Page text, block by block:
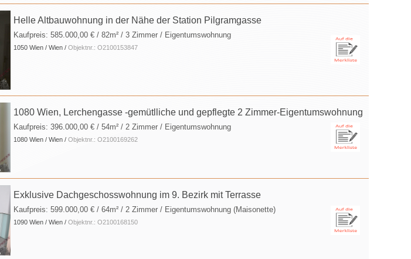
Helle Altbauwohnung in der Nähe der Station Pilgramgasse
Kaufpreis: 585.000,00 € / 82m² / 3 Zimmer / Eigentumswohnung
1050 Wien / Wien / Objektnr.: O2100153847
1080 Wien, Lerchengasse -gemütlliche und gepflegte 2 Zimmer-Eigentumswohnung
Kaufpreis: 396.000,00 € / 54m² / 2 Zimmer / Eigentumswohnung
1080 Wien / Wien / Objektnr.: O2100169262
Exklusive Dachgeschosswohnung im 9. Bezirk mit Terrasse
Kaufpreis: 599.000,00 € / 64m² / 2 Zimmer / Eigentumswohnung (Maisonette)
1090 Wien / Wien / Objektnr.: O2100168150